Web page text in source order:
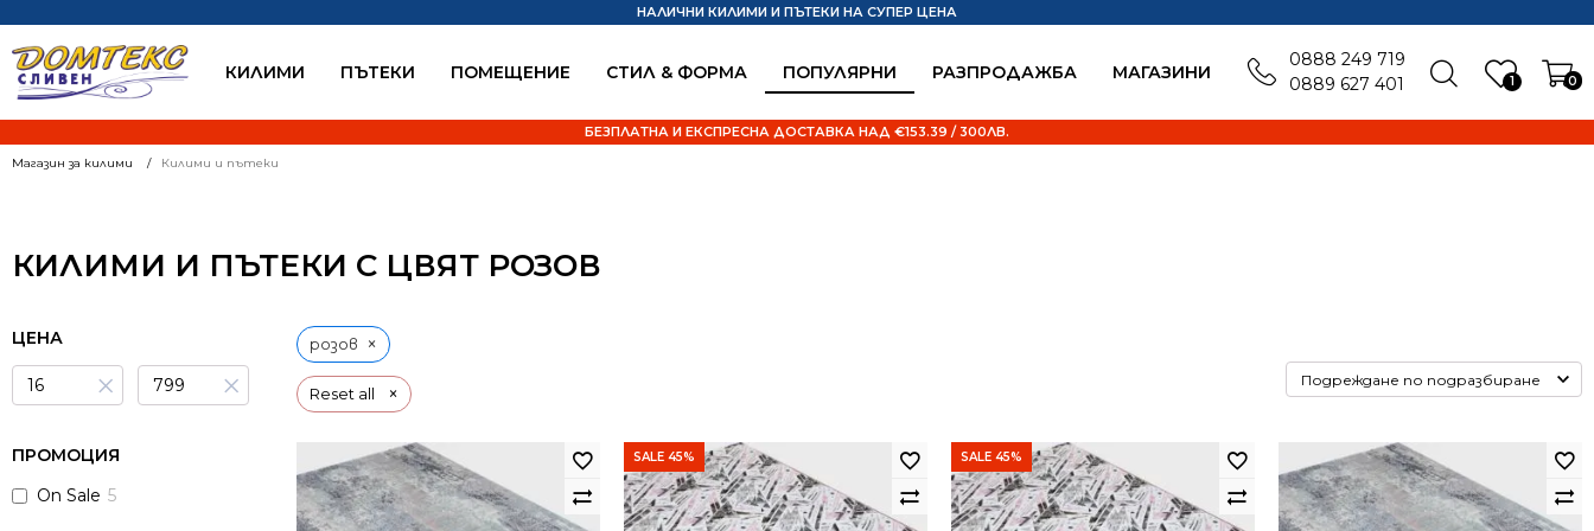
КИЛИМИ ПЪТЕКИ ПОМЕЩЕНИЕ СТИЛ & ФОРМА ПОПУЛЯРНИ РАЗПРОДАЖБА MАГАЗИНИ 1 0
НАЛИЧНИ КИЛИМИ И ПЪТЕКИ НА СУПЕР ЦЕНА
БЕЗПЛАТНА И ЕКСПРЕСНА ДОСТАВКА НАД €153.39 / 300ЛВ.
0888 249 719
0889 627 401
Магазин за килими Килими и пътеки
КИЛИМИ И ПЪТЕКИ С ЦВЯТ РОЗОВ
ЦЕНА
× ×
ПРОМОЦИЯ
On Sale 5
Reset all ×
розов ×
SALE 45% SALE 45%